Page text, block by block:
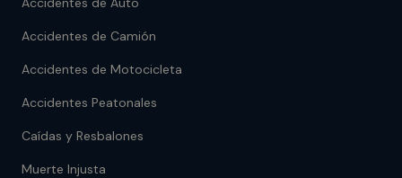
Accidentes de Camión
Accidentes de Motocicleta
Accidentes Peatonales
Caídas y Resbalones
Muerte Injusta